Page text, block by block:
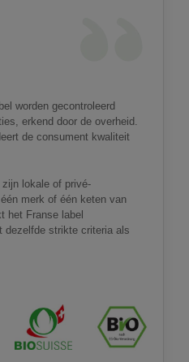
worden gecontroleerd
erkend door de overheid.
de consument kwaliteit
lokale of privé-
merk of één keten van
het Franse label
dezelfde strikte criteria als